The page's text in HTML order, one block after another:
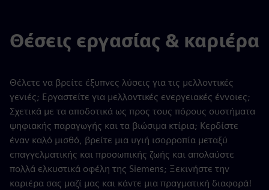
Θέσεις εργασίας & καριέρα
Θέλετε να βρείτε έξυπνες λύσεις για τις μελλοντικές
γενιές; Εργαστείτε για μελλοντικές ενεργειακές έννοιες;
Σχετικά με τα αποδοτικά ως προς τους πόρους συστήματα
ψηφιακής παραγωγής και τα βιώσιμα κτίρια; Κερδίστε
έναν καλό μισθό, βρείτε μια υγιή ισορροπία μεταξύ
επαγγελματικής και προσωπικής ζωής και απολαύστε
πολλά ελκυστικά οφέλη της Siemens; Ξεκινήστε την
καριέρα σας μαζί μας και κάντε μια πραγματική διαφορά!